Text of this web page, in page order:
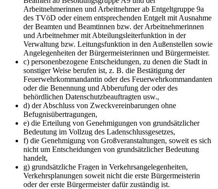
Arbeitnehmerinnen und Arbeitnehmer ab Entgeltgruppe 9a
des TVöD oder einem entsprechenden Entgelt mit Ausnahme
der Beamten und Beamtinnen bzw. der Arbeitnehmerinnen
und Arbeitnehmer mit Abteilungsleiterfunktion in der
Verwaltung bzw. Leitungsfunktion in den Außenstellen sowie
Angelegenheiten der Bürgermeisterinnen und Bürgermeister.
c) personenbezogene Entscheidungen, zu denen die Stadt in
sonstiger Weise berufen ist, z. B. die Bestätigung der
Feuerwehrkommandantin oder des Feuerwehrkommandanten
oder die Benennung und Abberufung der oder des
behördlichen Datenschutzbeauftragten usw.,
d) der Abschluss von Zweckvereinbarungen ohne
Befugnisübertragungen,
e) die Erteilung von Genehmigungen von grundsätzlicher
Bedeutung im Vollzug des Ladenschlussgesetzes,
f) die Genehmigung von Großveranstaltungen, soweit es sich
nicht um Entscheidungen von grundsätzlicher Bedeutung
handelt,
g) grundsätzliche Fragen in Verkehrsangelegenheiten,
Verkehrsplanungen soweit nicht die erste Bürgermeisterin
oder der erste Bürgermeister dafür zuständig ist.